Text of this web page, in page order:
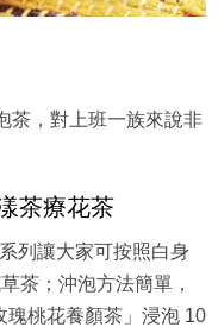
茶，對上班一族來說非
茶療花茶
列讓大家可按照白身
茶；沖泡方法簡單，
瑰桃花養顏茶」浸泡 10